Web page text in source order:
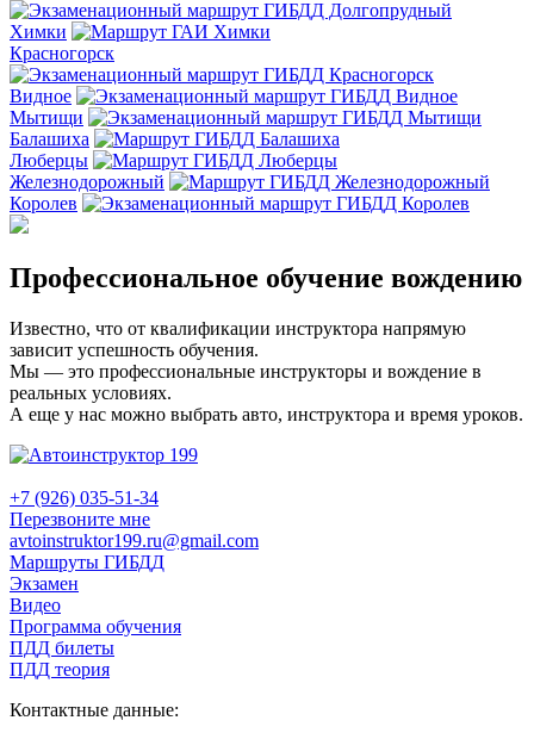
Химки
Красногорск
Видное
Мытищи
Балашиха
Люберцы
Железнодорожный
Королев
Профессиональное обучение вождению
Известно, что от квалификации инструктора напрямую
зависит успешность обучения.
Мы — это профессиональные инструкторы и вождение в
реальных условиях.
А еще у нас можно выбрать авто, инструктора и время уроков.
+7 (926) 035-51-34
Перезвоните мне
avtoinstruktor199.ru@gmail.com
Маршруты ГИБДД
Экзамен
Видео
Программа обучения
ПДД билеты
ПДД теория
Контактные данные: